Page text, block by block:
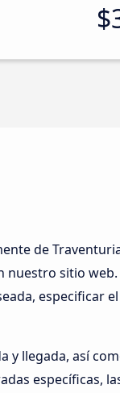
de
nuestro sitio
especificar
y llegada, así
específicas,